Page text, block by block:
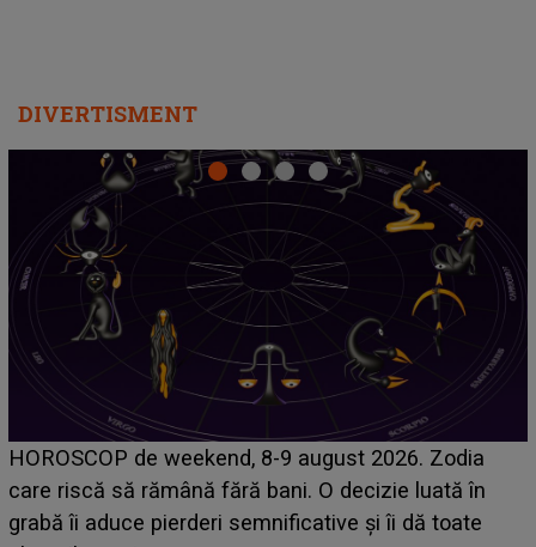
DIVERTISMENT
Emanuel a ținut ACEST DETALIU ASCUNS până
acum! În fața Alexandrei, concurentul din Casa Iubirii
face o MĂRTURISIRE NEAȘTEPTATĂ despre mama